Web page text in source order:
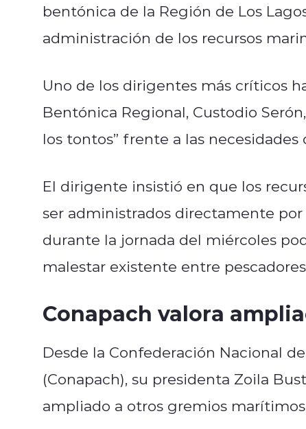
bentónica de la Región de Los
administración de los recursos
Uno de los dirigentes más críticos
Bentónica Regional, Custodio
los tontos” frente a las
El dirigente insistió en que los
ser administrados directamente
durante la jornada del miércoles
malestar existente entre
Conapach valora
Desde la Confederación Nacional
(Conapach), su presidenta Zoila
ampliado a otros gremios